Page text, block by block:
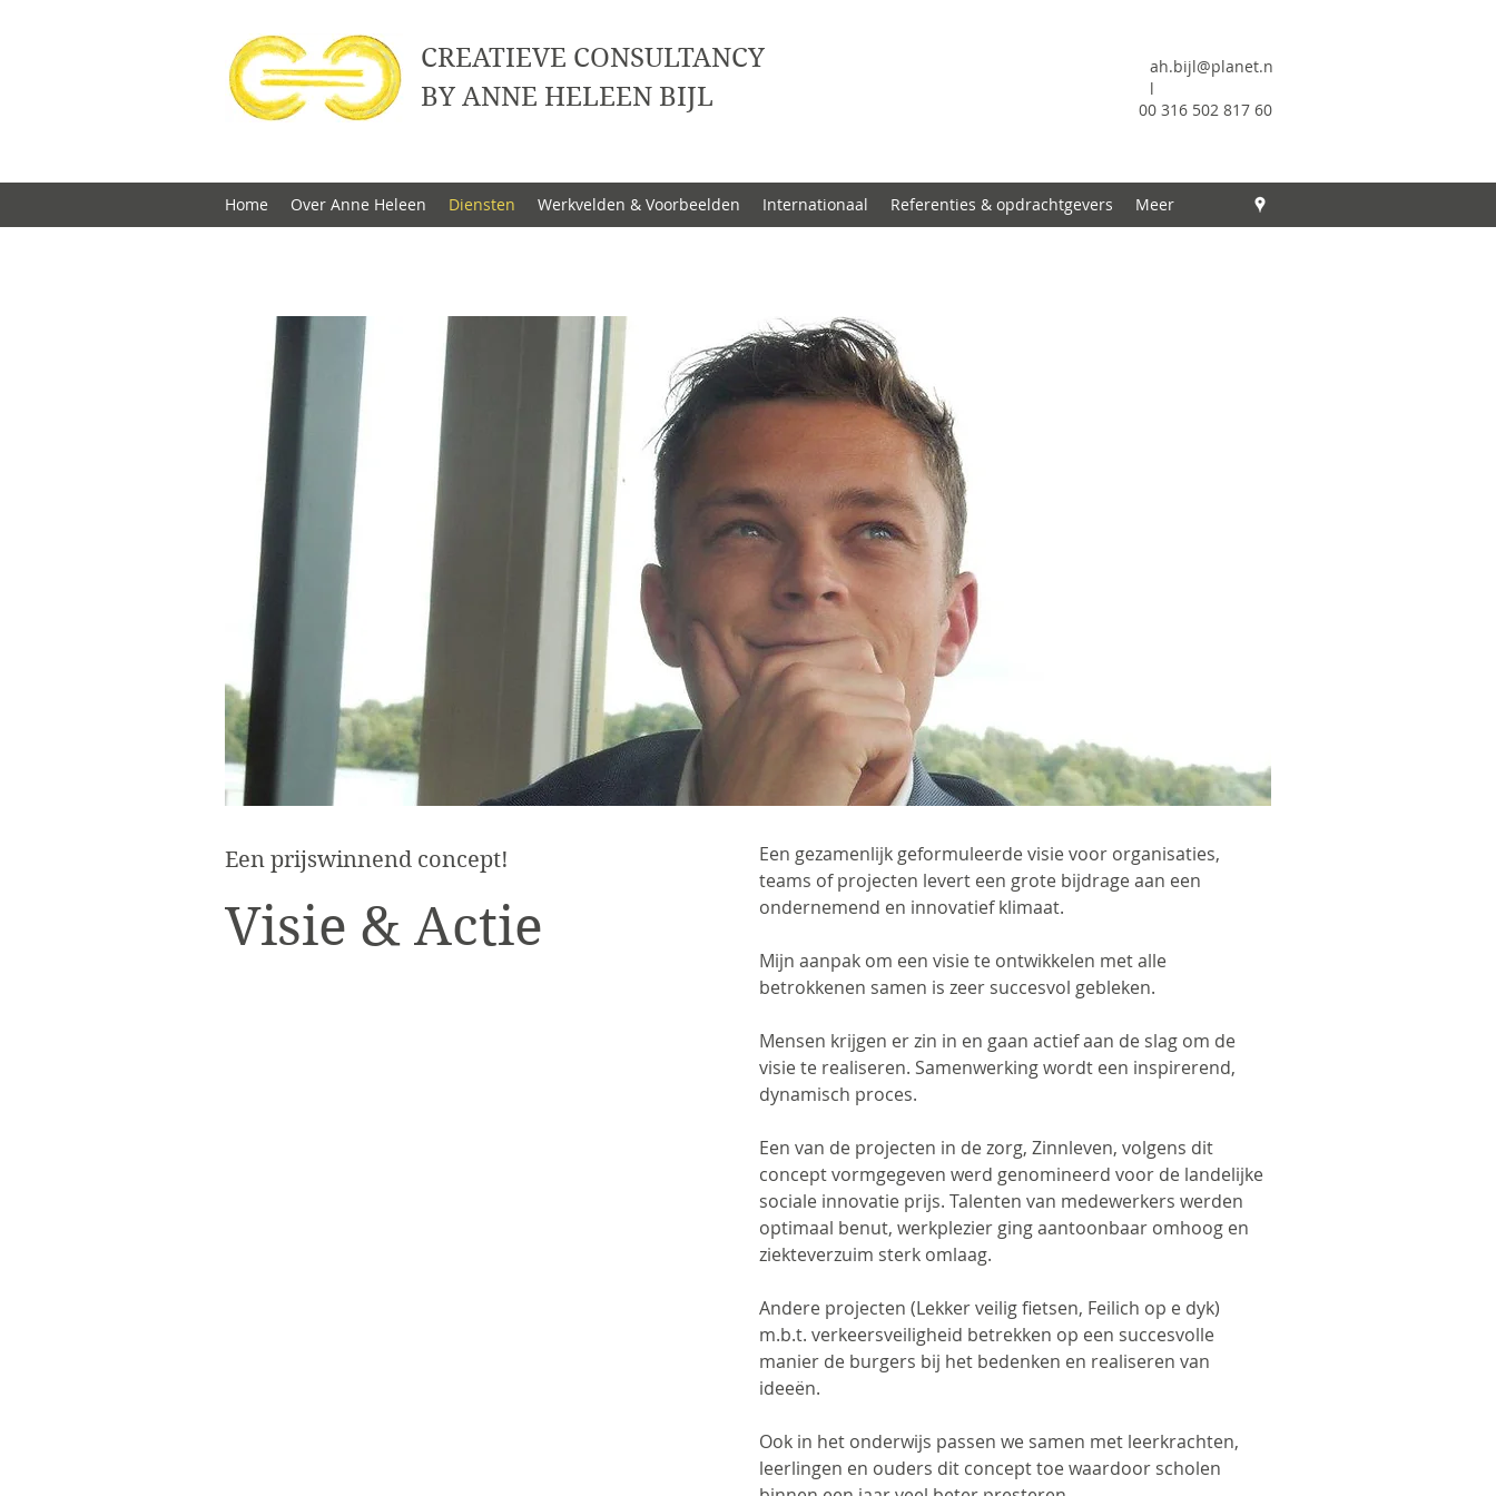
CREATIEVE CONSULTANCY
BY ANNE HELEEN BIJL
ah.bijl@planet.n
l
00 316 502 817 60
Home Over Anne Heleen Diensten Werkvelden & Voorbeelden Internationaal Referenties & opdrachtgevers Meer
Een prijswinnend concept!
Visie & Actie
Een gezamenlijk geformuleerde visie voor organisaties,
teams of projecten levert een grote bijdrage aan een
ondernemend en innovatief klimaat.
Mijn aanpak om een visie te ontwikkelen met alle
betrokkenen samen is zeer succesvol gebleken.
Mensen krijgen er zin in en gaan actief aan de slag om de
visie te realiseren. Samenwerking wordt een inspirerend,
dynamisch proces.
Een van de projecten in de zorg, Zinnleven, volgens dit
concept vormgegeven werd genomineerd voor de landelijke
sociale innovatie prijs. Talenten van medewerkers werden
optimaal benut, werkplezier ging aantoonbaar omhoog en
ziekteverzuim sterk omlaag.
Andere projecten (Lekker veilig fietsen, Feilich op e dyk)
m.b.t. verkeersveiligheid betrekken op een succesvolle
manier de burgers bij het bedenken en realiseren van
ideeën.
Ook in het onderwijs passen we samen met leerkrachten,
leerlingen en ouders dit concept toe waardoor scholen